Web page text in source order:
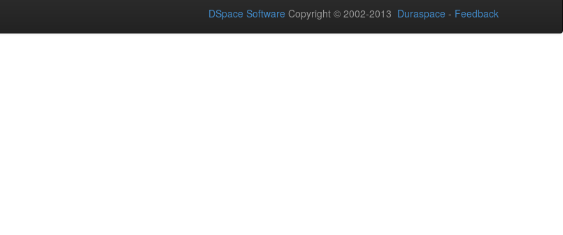
DSpace Software Copyright © 2002-2013 Duraspace - Feedback